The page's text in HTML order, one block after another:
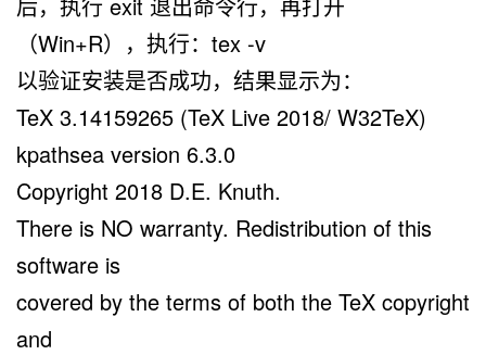
（Win+R），执行： tex -v
以验证安装是否成功，结果显示为：
TeX 3.14159265 (TeX Live 2018/ W32TeX)
kpathsea version 6.3.0
Copyright 2018 D.E. Knuth.
There is NO warranty. Redistribution of this
software is
covered by the terms of both the TeX copyright
and